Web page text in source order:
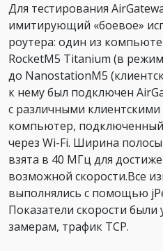
Для тестирования
имитирующий «боевое»
роутера: один из
RocketM5 Titanium (в
до NanostationM5
к нему был подключен
с различными
компьютер,
через Wi-Fi. Ширина
взята в 40 МГц для
возможной скорости.Все
выполнялись с помощью
Показатели скорости
замерам, трафик TCP.